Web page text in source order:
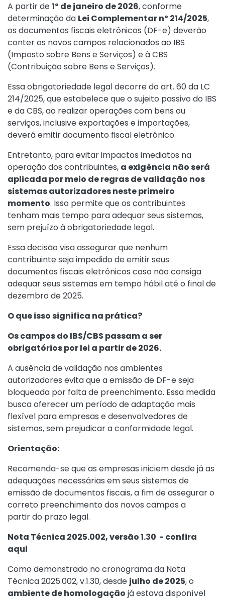
A partir de1º de janeiro de 2026, conforme
determinação da Lei Complementar nº 214/2025,
os documentos fiscais eletrônicos (DF-e) deverão
conter os novos campos relacionados ao IBS
(Imposto sobre Bens e Serviços) e à CBS
(Contribuição sobre Bens e Serviços).
Essa obrigatoriedade legal decorre do art. 60 da LC
214/2025, que estabelece que o sujeito passivo do IBS
e da CBS, ao realizar operações com bens ou
serviços, inclusive exportações e importações,
deverá emitir documento fiscal eletrônico.
Entretanto, para evitar impactos imediatos na
operação dos contribuintes, a exigência não será
aplicada por meio de regras de validação nos
sistemas autorizadores neste primeiro
momento. Isso permite que os contribuintes
tenham mais tempo para adequar seus sistemas,
sem prejuízo à obrigatoriedade legal.
Essa decisão visa assegurar que nenhum
contribuinte seja impedido de emitir seus
documentos fiscais eletrônicos caso não consiga
adequar seus sistemas em tempo hábil até o final de
dezembro de 2025.
O que isso significa na prática?
Os campos do IBS/CBS passam a ser
obrigatórios por lei a partir de 2026.
A ausência de validação nos ambientes
autorizadores evita que a emissão de DF-e seja
bloqueada por falta de preenchimento. Essa medida
busca oferecer um período de adaptação mais
flexível para empresas e desenvolvedores de
sistemas, sem prejudicar a conformidade legal.
Orientação:
Recomenda-se que as empresas iniciem desde já as
adequações necessárias em seus sistemas de
emissão de documentos fiscais, a fim de assegurar o
correto preenchimento dos novos campos a
partir do prazo legal.
Nota Técnica 2025.002, versão 1.30 - confira
aqui
Como demonstrado no cronograma da Nota
Técnica 2025.002, v.1.30, desde julho de 2025, o
ambiente de homologação já estava disponível